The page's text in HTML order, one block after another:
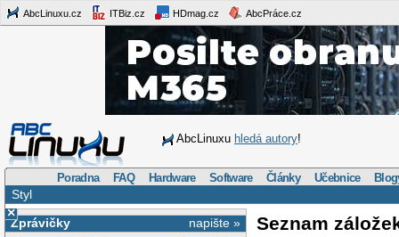
AbcLinuxu.cz ITBiz.cz HDmag.cz AbcPráce.cz
AbcLinuxu hledá autory!
Poradna FAQ Hardware Software Články Učebnice
Styl
×
napište »
Zprávičky
Seznam